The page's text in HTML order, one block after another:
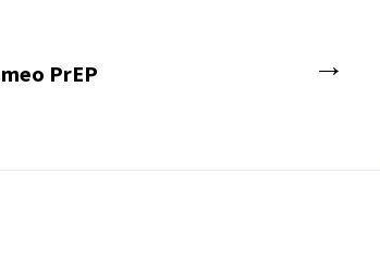
→
PrEP